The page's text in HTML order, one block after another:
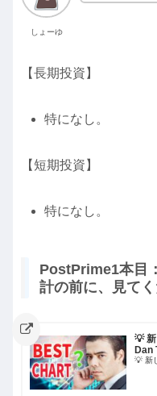
しょーゆ
【長期投資】
特になし。
【短期投資】
特になし。
PostPrime1本目
計の前に、見て
💡
Dan
💡 新